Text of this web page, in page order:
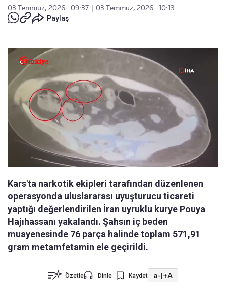
03 Temmuz, 2026 - 09:37
03 Temmuz, 2026 - 10:13
Paylaş
Kars'ta narkotik ekipleri tarafından düzenlenen
operasyonda uluslararası uyuşturucu ticareti
yaptığı değerlendirilen İran uyruklu kurye Pouya
Hajıhassanı yakalandı. Şahsın iç beden
muayenesinde 76 parça halinde toplam 571,91
gram metamfetamin ele geçirildi.
Özetle Dinle Kaydet a-|+A